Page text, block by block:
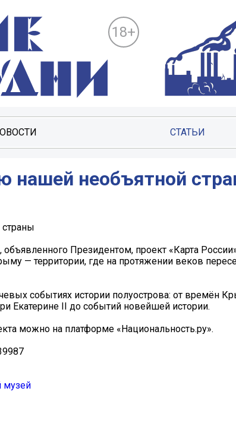
18+
СТАТЬИ
нашей необъятной
Президентом, проект «Карта
— территории, где на протяжении веков
событиях истории полуострова: от времён
Екатерине II до событий новейшей истории.
можно на платформе «Национальность.ру».
музей